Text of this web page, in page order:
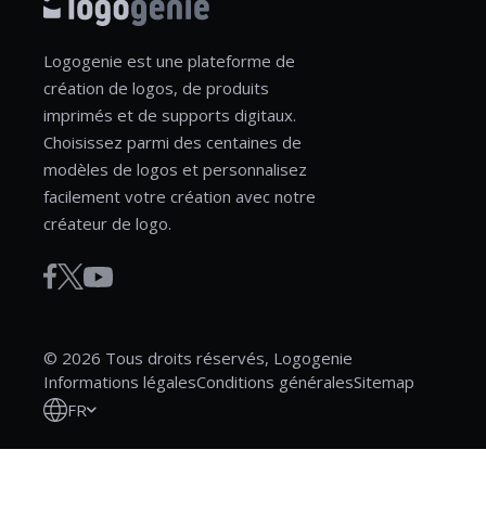
Logogenie est une plateforme de
création de logos, de produits
imprimés et de supports digitaux.
Choisissez parmi des centaines de
modèles de logos et personnalisez
facilement votre création avec notre
créateur de logo.
© 2026 Tous droits réservés, Logogenie
Informations légalesConditions généralesSitemap
FR